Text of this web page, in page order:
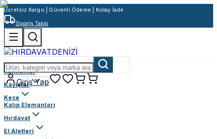
Ücretsiz Kargo | Güvenli Ödeme | Kolay İade
Sipariş Takip
Giriş Yap
Rulmanlar
Kayışlar
Keçe
Kalıp Elemanları
Hırdavat
El Aletleri